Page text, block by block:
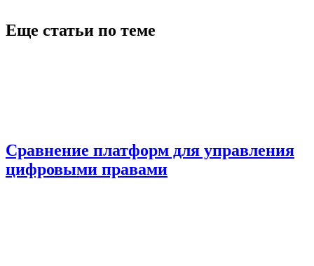
Еще статьи по теме
Сравнение платформ для управления
цифровыми правами